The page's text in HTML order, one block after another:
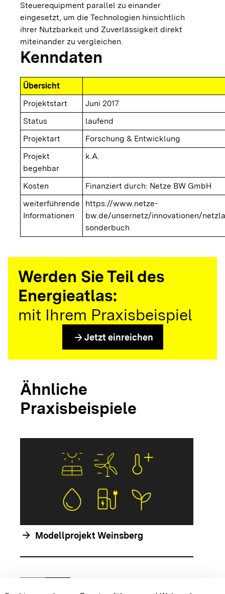
Steuerequipment parallel zu einander
eingesetzt, um die Technologien hinsichtlich
ihrer Nutzbarkeit und Zuverlässigkeit direkt
miteinander zu vergleichen.
Kenndaten
Übersicht
Projektstart
Juni 2017
Status
laufend
Projektart
Forschung & Entwicklung
Projekt
begehbar
k.A.
Kosten
Finanziert durch: Netze BW GmbH
weiterführende
Informationen
https://www.netze-
bw.de/unsernetz/innovationen/
sonderbuch
Werden Sie Teil des
Energieatlas:
mit Ihrem Praxisbeispiel
arrow_forward Jetzt einreichen
Ähnliche
Praxisbeispiele
arrow_forward Modellprojekt Weinsberg
chevron_right